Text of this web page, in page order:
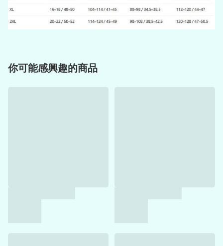
你可能感興趣的商品